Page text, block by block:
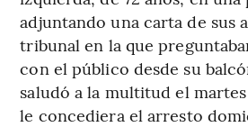
adjuntando una carta de sus
tribunal en la que
con el público desde su
saludó a la multitud el
le concediera el arresto